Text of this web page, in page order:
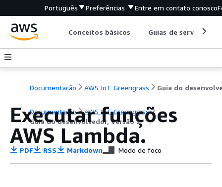
Português Preferências Entre em contato conosco
Conceitos básicos Guias de serviço
Documentação AWS IoT Greengrass
Documentação
AWS IoT Greengrass
Guia do desenvolvedor, Versão 2
Executar funções
AWS Lambda.
PDF RSS Markdown Modo de foco